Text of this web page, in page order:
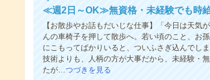
≪週2日～OK≫無資格・未経験でも時
【お散歩やお話もだいじな仕事】「今日は天気
んの車椅子を押して散歩へ。若い頃のこと、お
にこもってばかりいると、ついふさぎ込んでし
技術よりも、人柄の方が大事だから、未経験・
たが…つづきを見る